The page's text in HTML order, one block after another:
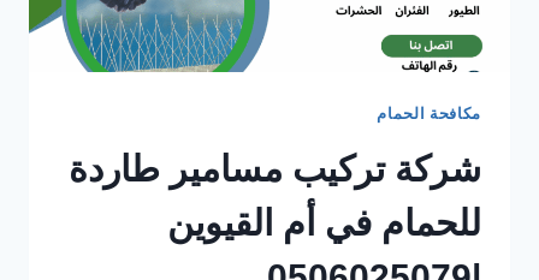
مكافحة الحمام
شركة تركيب مسامير طاردة
للحمام في أم القيوين